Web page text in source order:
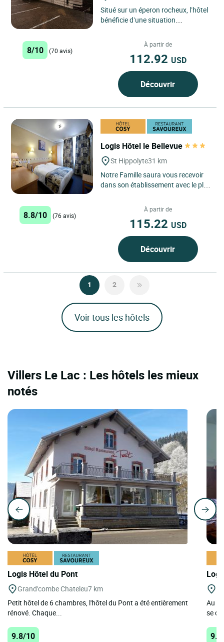
Situé sur un éperon rocheux, l’hôtel
bénéficie d’une situation
possède un balcon...
8/10 (70 avis)
À partir de
112.92 USD
Découvrir
Logis Hôtel le Bellevue
St Hippolyte31 km
Notre Famille saura vous recevoir
dans son établissement avec le plus
professionnalisme. Des...
8.8/10 (76 avis)
À partir de
115.22 USD
Découvrir
1 2
Voir tous les hôtels
Villers Le Lac : Les hôtels les mieux
notés
Logis Hôtel du Pont
Grand'combe Chateleu7 km
Petit hôtel de 6 chambres, l'hôtel du Pont a été entièrement
rénové. Chaque...
9.8/10
Au
se